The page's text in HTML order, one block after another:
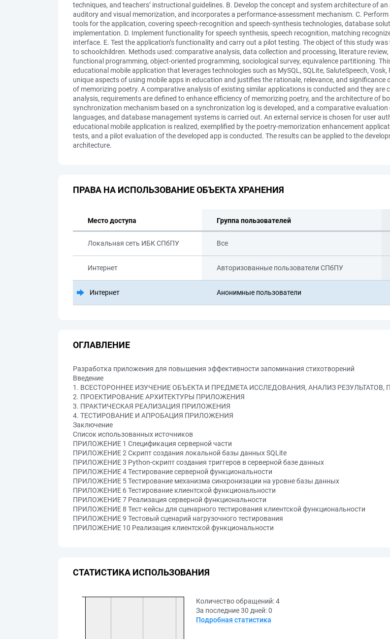
techniques, and teachers’ instructional guidelines. B. Develop the concept and system architecture of
auditory and visual memorization, and incorporates a performance‐assessment mechanism. C.
tools for the application, covering speech‐recognition and speech‐synthesis technologies, database
implementation. D. Implement functionality for speech synthesis, speech recognition, matching
interface. E. Test the application’s functionality and carry out a pilot testing. The object of this study
to schoolchildren. Methods used: comparative analysis, data collection and processing, literature
functional programming, object-oriented programming, sociological survey, equivalence partitioning.
educational mobile application that leverages technologies such as MySQL, SQLite, SaluteSpeech,
unique aspects of using mobile apps in education and justifies the rationale, relevance, and
of memorizing poetry. A comparative analysis of existing similar applications is conducted and they are
analysis, requirements are defined to enhance efficiency of memorizing poetry, and the architecture of
synchronization mechanism based on a synchronization log is developed, and a comparative
languages, and database management systems is carried out. An external service is chosen for user
educational mobile application is realized, exemplified by the poetry‐memorization enhancement
tests, and a pilot evaluation of the developed app is conducted. The results can be applied to the
architecture.
ПРАВА НА ИСПОЛЬЗОВАНИЕ ОБЪЕКТА ХРАНЕНИЯ
Место доступа Группа пользователей
Локальная сеть ИБК СПбПУ Все
Интернет Авторизованные пользователи СПбПУ
Интернет Анонимные пользователи
ОГЛАВЛЕНИЕ
Разработка приложения для повышения эффективности запоминания стихотворений
Введение
1. ВСЕСТОРОННЕЕ ИЗУЧЕНИЕ ОБЪЕКТА И ПРЕДМЕТА ИССЛЕДОВАНИЯ, АНАЛИЗ
2. ПРОЕКТИРОВАНИЕ АРХИТЕКТУРЫ ПРИЛОЖЕНИЯ
3. ПРАКТИЧЕСКАЯ РЕАЛИЗАЦИЯ ПРИЛОЖЕНИЯ
4. ТЕСТИРОВАНИЕ И АПРОБАЦИЯ ПРИЛОЖЕНИЯ
Заключение
Список использованных источников
ПРИЛОЖЕНИЕ 1 Спецификация серверной части
ПРИЛОЖЕНИЕ 2 Скрипт создания локальной базы данных SQLite
ПРИЛОЖЕНИЕ 3 Python-скрипт создания триггеров в серверной базе данных
ПРИЛОЖЕНИЕ 4 Тестирование серверной функциональности
ПРИЛОЖЕНИЕ 5 Тестирование механизма синхронизации на уровне базы данных
ПРИЛОЖЕНИЕ 6 Тестирование клиентской функциональности
ПРИЛОЖЕНИЕ 7 Реализация серверной функциональности
ПРИЛОЖЕНИЕ 8 Тест-кейсы для сценарного тестирования клиентской функциональности
ПРИЛОЖЕНИЕ 9 Тестовый сценарий нагрузочного тестирования
ПРИЛОЖЕНИЕ 10 Реализация клиентской функциональности
СТАТИСТИКА ИСПОЛЬЗОВАНИЯ
Количество обращений:4
За последние 30 дней:0
Подробная статистика